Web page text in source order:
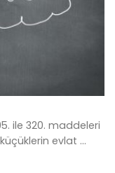
ile 320. maddeleri
evlat ...